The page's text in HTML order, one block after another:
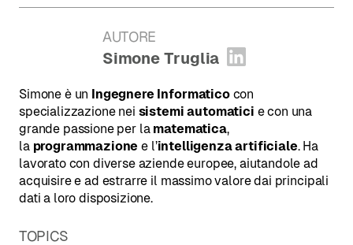
AUTORE
:Simone Truglia
Simone è un Ingegnere Informaticocon
specializzazione nei sistemi automatici e con una
grande passione per la matematica,
la programmazione e l’intelligenza artificiale. Ha
lavorato con diverse aziende europee, aiutandole ad
acquisire e ad estrarre il massimo valore dai principali
dati a loro disposizione.
TOPICS